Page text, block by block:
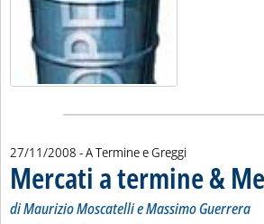
27/11/2008 - A Termine e Greggi
Mercati a termine &
di Maurizio Moscatelli e Massimo Guerrera